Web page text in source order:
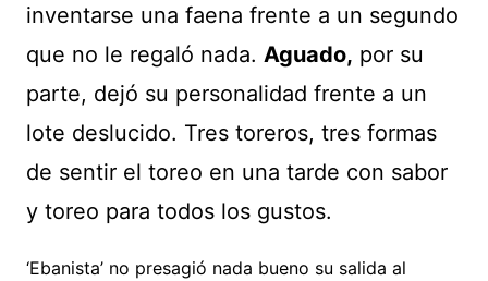
inventarse una faena frente a un segundo
que no le regaló nada. Aguado, por su
parte, dejó su personalidad frente a un
lote deslucido. Tres toreros, tres formas
de sentir el toreo en una tarde con sabor
y toreo para todos los gustos.
‘Ebanista’ no presagió nada bueno su salida al